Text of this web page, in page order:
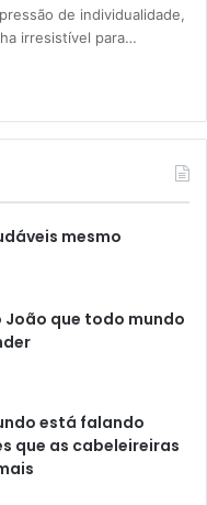
de individualidade,
irresistível para…
mesmo
João que todo mundo
está falando
que as cabeleireiras